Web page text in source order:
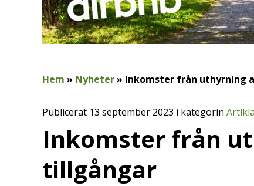
Hem » Nyheter» Inkomster från uthyrning
Publicerat 13 september 2023 i kategorin
Inkomster från
tillgångar